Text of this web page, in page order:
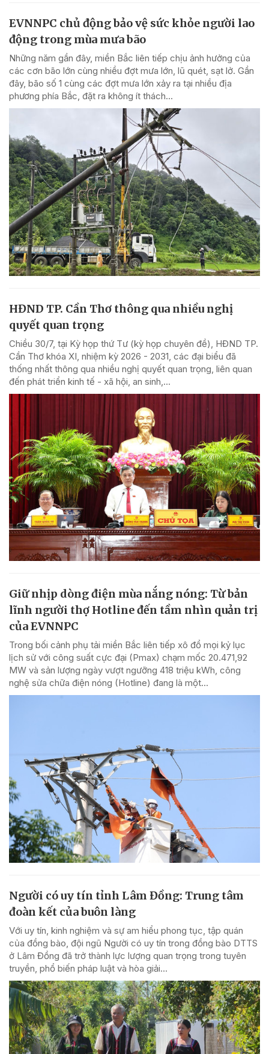
EVNNPC chủ động bảo vệ sức khỏe người lao
động trong mùa mưa bão
Những năm gần đây, miền Bắc liên tiếp chịu ảnh hưởng của
các cơn bão lớn cùng nhiều đợt mưa lớn, lũ quét, sạt lở. Gần
đây, bão số 1 cùng các đợt mưa lớn xảy ra tại nhiều địa
phương phía Bắc, đặt ra không ít thách...
HĐND TP. Cần Thơ thông qua nhiều nghị
quyết quan trọng
Chiều 30/7, tại Kỳ họp thứ Tư (kỳ họp chuyên đề), HĐND TP.
Cần Thơ khóa XI, nhiệm kỳ 2026 - 2031, các đại biểu đã
thống nhất thông qua nhiều nghị quyết quan trọng, liên quan
đến phát triển kinh tế - xã hội, an sinh,...
Giữ nhịp dòng điện mùa nắng nóng: Từ bản
lĩnh người thợ Hotline đến tầm nhìn quản trị
của EVNNPC
Trong bối cảnh phụ tải miền Bắc liên tiếp xô đổ mọi kỷ lục
lịch sử với công suất cực đại (Pmax) chạm mốc 20.471,92
MW và sản lượng ngày vượt ngưỡng 418 triệu kWh, công
nghệ sửa chữa điện nóng (Hotline) đang là một...
Người có uy tín tỉnh Lâm Đồng: Trung tâm
đoàn kết của buôn làng
Với uy tín, kinh nghiệm và sự am hiểu phong tục, tập quán
của đồng bào, đội ngũ Người có uy tín trong đồng bào DTTS
ở Lâm Đồng đã trở thành lực lượng quan trọng trong tuyên
truyền, phổ biến pháp luật và hòa giải...